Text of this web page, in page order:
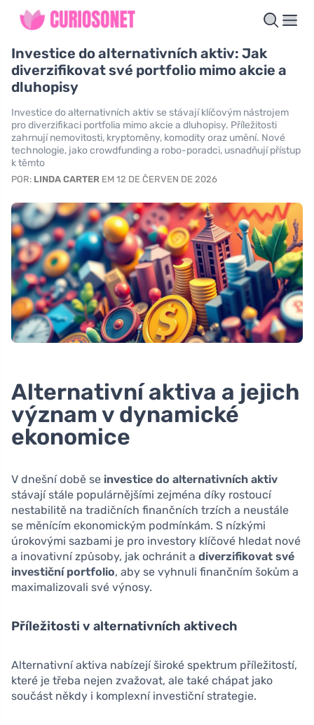
Investice do alternativních aktiv: Jak
diverzifikovat své portfolio mimo akcie a
dluhopisy
Investice do alternativních aktiv se stávají klíčovým nástrojem
pro diverzifikaci portfolia mimo akcie a dluhopisy. Příležitosti
zahrnují nemovitosti, kryptoměny, komodity oraz umění. Nové
technologie, jako crowdfunding a robo-poradci, usnadňují přístup
k těmto
POR: LINDA CARTER EM 12 DE ČERVEN DE 2026
Alternativní aktiva a jejich
význam v dynamické
ekonomice
V dnešní době se investice do alternativních aktiv
stávají stále populárnějšími zejména díky rostoucí
nestabilitě na tradičních finančních trzích a neustále
se měnícím ekonomickým podmínkám. S nízkými
úrokovými sazbami je pro investory klíčové hledat nové
a inovativní způsoby, jak ochránit a diverzifikovat své
investiční portfolio, aby se vyhnuli finančním šokům a
maximalizovali své výnosy.
Příležitosti v alternativních aktivech
Alternativní aktiva nabízejí široké spektrum příležitostí,
které je třeba nejen zvažovat, ale také chápat jako
součást někdy i komplexní investiční strategie.